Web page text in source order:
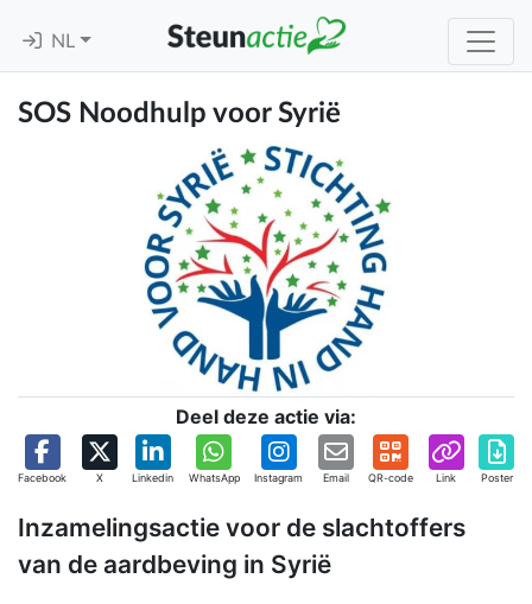
NL
SOS Noodhulp voor Syrië
Deel deze actie via:
Facebook X Linkedin WhatsApp Instagram Email QR-code Link Poster
Inzamelingsactie voor de slachtoffers
van de aardbeving in Syrië